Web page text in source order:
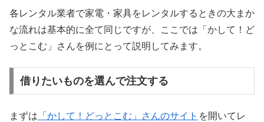
各レンタル業者で家電・家具をレンタルするときの大まか
な流れは基本的に全て同じですが、ここでは「かして！ど
っとこむ」さんを例にとって説明してみます。
借りたいものを選んで注文する
まずは 「かして！どっとこむ」さんのサイト を開いてレ